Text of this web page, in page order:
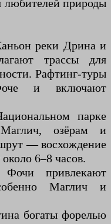
природы
реки Дрина и
трассы для
Рафтинг-туры
и включают
парке
озёрам и
— восхождение
6–8 часов.
привлекают
Маглич и
богаты форелью